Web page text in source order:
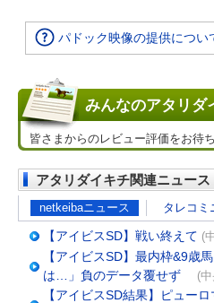
パドック映像の提供につい
みんなのアタリダ
皆さまからのレビュー評価をお待
アタリダイキチ関連ニュース
netkeibaニュース タレコミ
【アイビスSD】戦い終えて (
【アイビスSD】最内枠&9
は…」負のデータ覆せず
(
【アイビスSD結果】ピュー